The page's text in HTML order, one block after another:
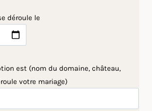
déroule le
est (nom du domaine, château,
votre mariage)